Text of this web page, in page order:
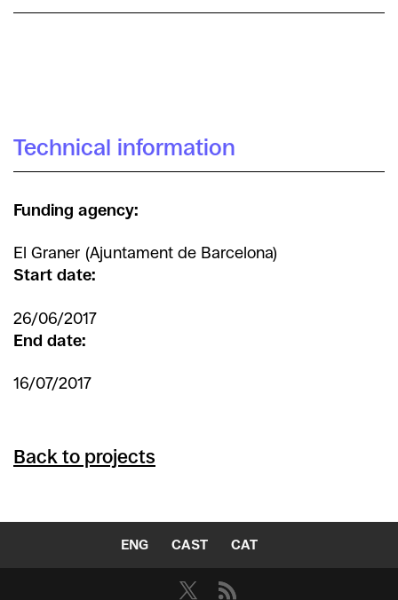
Technical information
Funding agency:
El Graner (Ajuntament de Barcelona)
Start date:
26/06/2017
End date:
16/07/2017
Back to projects
ENG CAST CAT